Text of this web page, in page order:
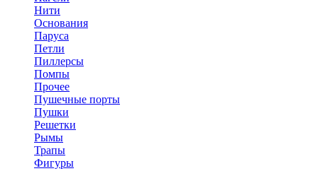
Нити
Основания
Паруса
Петли
Пиллерсы
Помпы
Прочее
Пушечные порты
Пушки
Решетки
Рымы
Трапы
Фигуры